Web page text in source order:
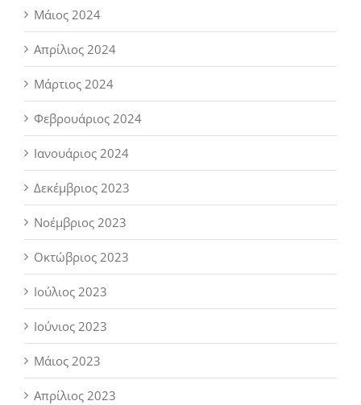
Μάιος 2024
Απρίλιος 2024
Μάρτιος 2024
Φεβρουάριος 2024
Ιανουάριος 2024
Δεκέμβριος 2023
Νοέμβριος 2023
Οκτώβριος 2023
Ιούλιος 2023
Ιούνιος 2023
Μάιος 2023
Απρίλιος 2023